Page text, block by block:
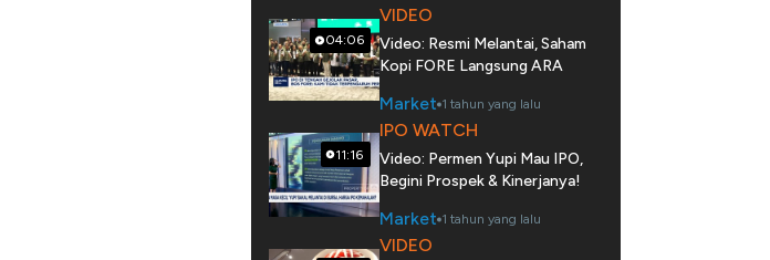
04:06
VIDEO
Video: Resmi Melantai, Saham
Kopi FORE Langsung ARA
Market 1 tahun yang lalu
11:16
IPO WATCH
Video: Permen Yupi Mau IPO,
Begini Prospek & Kinerjanya!
Market 1 tahun yang lalu
VIDEO